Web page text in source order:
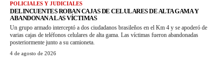
POLICIALES Y JUDICIALES
DELINCUENTES ROBAN CAJAS DE CELULARES DE ALTA GAMA Y
ABANDONAN A LAS VÍCTIMAS
Un grupo armado interceptó a dos ciudadanos brasileños en el Km 4 y se apoderó de
varias cajas de teléfonos celulares de alta gama. Las víctimas fueron abandonadas
posteriormente junto a su camioneta.
4 de agosto de 2026